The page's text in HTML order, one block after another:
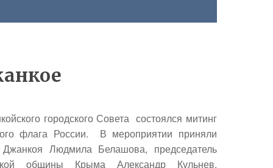
городского Совета состоялся митинг
флага России. В мероприятии приняли
Людмила Белашова, председатель
общины Крыма Александр Кульнев,